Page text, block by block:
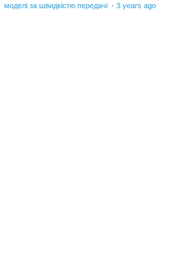
моделі за швидкістю передачі · 3 years ago